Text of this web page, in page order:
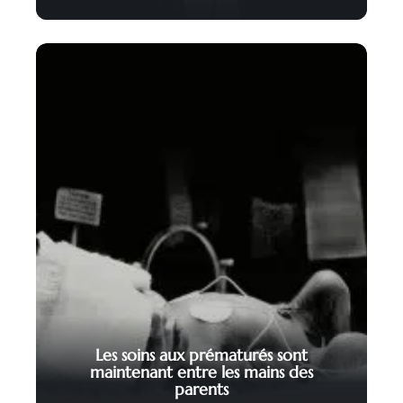
Les soins aux prématurés sont
maintenant entre les mains des
parents